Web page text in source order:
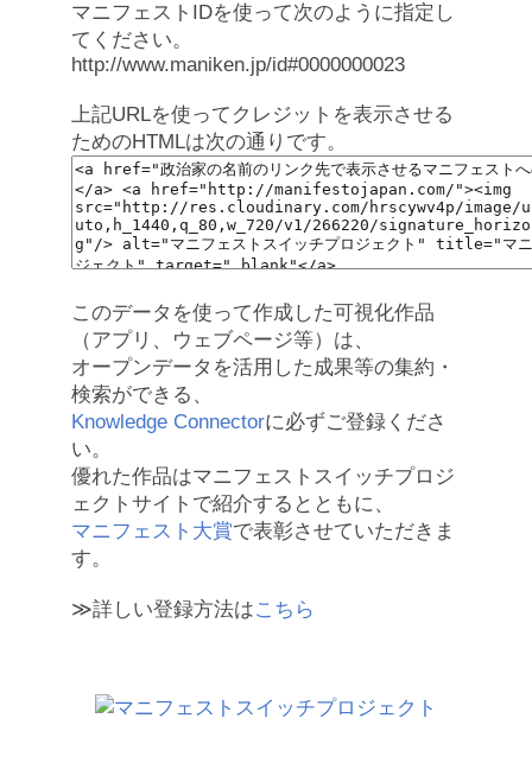
マニフェストIDを使って次のように指定し
てください。
http://www.maniken.jp/id#0000000023
上記URLを使ってクレジットを表示させる
ためのHTMLは次の通りです。
このデータを使って作成した可視化作品
（アプリ、ウェブページ等）は、
オープンデータを活用した成果等の集約・
検索ができる、
Knowledge Connectorに必ずご登録くださ
い。
優れた作品はマニフェストスイッチプロジ
ェクトサイトで紹介するとともに、
マニフェスト大賞で表彰させていただきま
す。
≫詳しい登録方法はこちら